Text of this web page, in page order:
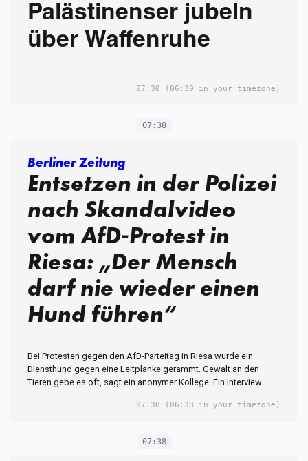
Palästinenser jubeln
über Waffenruhe
07:30 (06:30 in your timezone)
07:38
Berliner Zeitung
Entsetzen in der Polizei
nach Skandalvideo
vom AfD-Protest in
Riesa: „Der Mensch
darf nie wieder einen
Hund führen“
Bei Protesten gegen den AfD-Parteitag in Riesa wurde ein
Diensthund gegen eine Leitplanke gerammt. Gewalt an den
Tieren gebe es oft, sagt ein anonymer Kollege. Ein Interview.
07:38 (06:38 in your timezone)
07:38